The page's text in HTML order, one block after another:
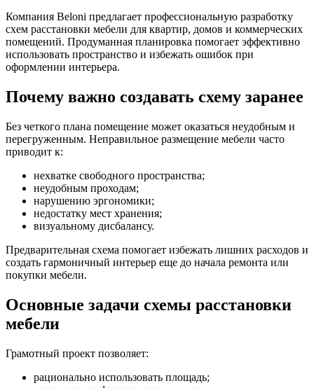
Компания Beloni предлагает профессиональную разработку
схем расстановки мебели для квартир, домов и коммерческих
помещений. Продуманная планировка помогает эффективно
использовать пространство и избежать ошибок при
оформлении интерьера.
Почему важно создавать схему заранее
Без четкого плана помещение может оказаться неудобным и
перегруженным. Неправильное размещение мебели часто
приводит к:
нехватке свободного пространства;
неудобным проходам;
нарушению эргономики;
недостатку мест хранения;
визуальному дисбалансу.
Предварительная схема помогает избежать лишних расходов и
создать гармоничный интерьер еще до начала ремонта или
покупки мебели.
Основные задачи схемы расстановки
мебели
Грамотный проект позволяет:
рационально использовать площадь;